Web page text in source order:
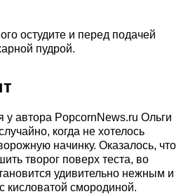
остудите и перед подачей
пудрой.
у автора PopcornNews.ru Ольги
когда не хотелось
начинку. Оказалось, что
творог поверх теста, во
удивительно нежным и
кисловатой смородиной.